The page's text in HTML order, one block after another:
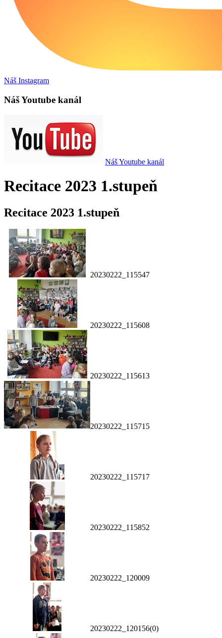
Náš Instagram
Náš Youtube kanál
Náš Youtube kanál
Recitace 2023 1.stupeň
Recitace 2023 1.stupeň
20230222_115547
20230222_115608
20230222_115613
20230222_115715
20230222_115717
20230222_115852
20230222_120009
20230222_120156(0)